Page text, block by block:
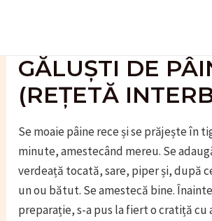
GĂLUȘTI DE
(REȚETĂ
Se moaie pâine rece și se prăjește în
minute, amestecând mereu. Se
verdeață tocată, sare, piper și, după
un ou bătut. Se amestecă bine.
preparație, s-a pus la fiert o cratiță cu